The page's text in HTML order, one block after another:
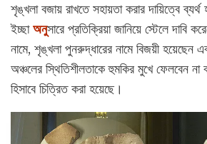
শৃঙ্খলা বজায় রাখতে সহায়তা করার দায়িত্বে ব্যর্থ
ইচ্ছাঅনুসারে প্রতিক্রিয়া জানিয়ে স্টেলে দাবি
নামে, শৃঙ্খলা পুনরুদ্ধারের নামে বিজয়ী
অঞ্চলের স্থিতিশীলতাকে হুমকির মুখে ফেলবেন
হিসাবে চিত্রিত করা হয়েছে।